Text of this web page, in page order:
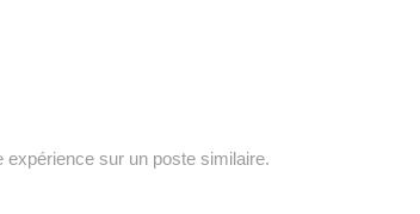
sur un poste similaire.